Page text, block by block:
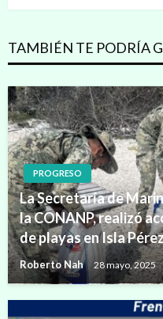
TAMBIÉN TE PODRÍA
PROGRESO
La Secretaría de
la CONANP, realizó
de playas en Isla
Roberto Nah 28 mayo, 2025